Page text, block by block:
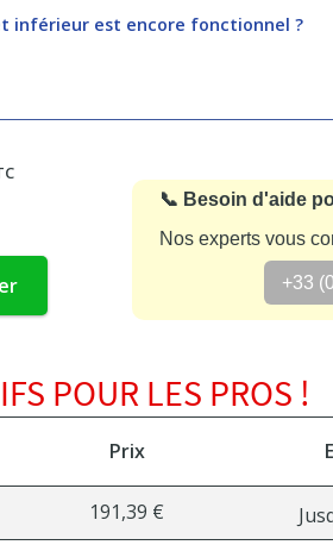
inférieur est encore fonctionnel ?
📞 Besoin d'aide
Nos experts vous
+33
POUR LES PROS !
Prix
191,39 €